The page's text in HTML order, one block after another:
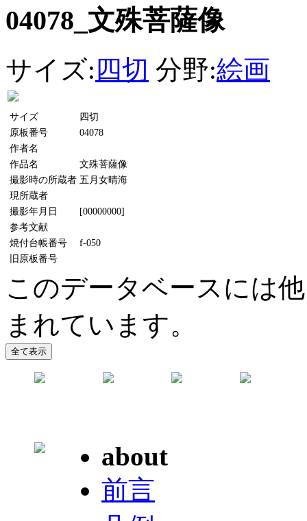
04078_文殊菩薩像
サイズ: 四切 分野:絵画
サイズ
四切
原板番号
04078
作者名
作品名
文殊菩薩像
撮影時の所蔵者 五月女晴海
現所蔵者
撮影年月日
[00000000]
参考文献
焼付台帳番号
f-050
旧原板番号
このデータベースには
まれています。
about
前言